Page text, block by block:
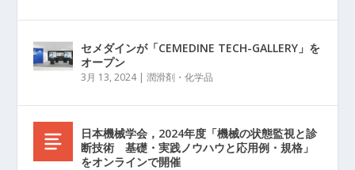
セメダインが「CEMEDINE TECH-GALLERY」を
オープン
3月 13, 2024|潤滑剤・化学品
日本機械学会，2024年度「機械の状態監視と診
断技術 基礎・実践ノウハウと応用例・規格」
をオンラインで開催